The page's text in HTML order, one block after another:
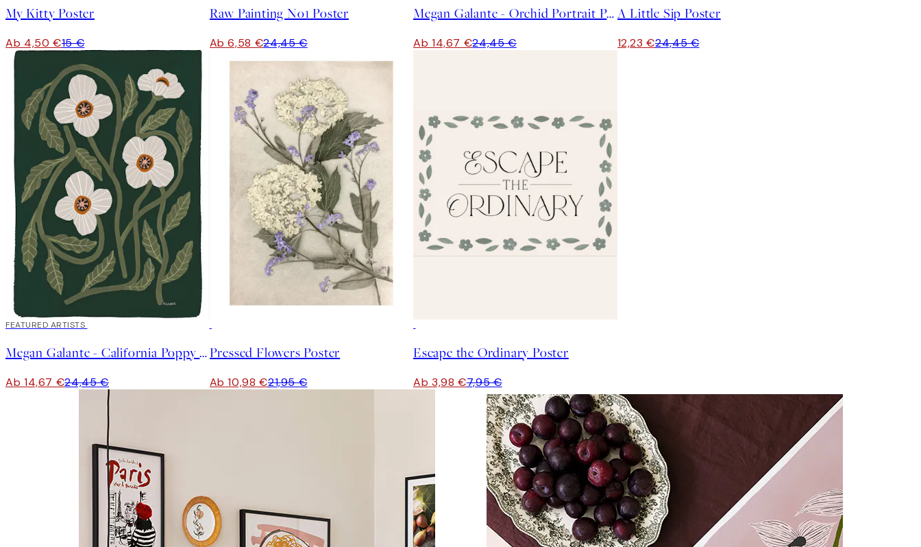
My Kitty Poster
Ab 4,50 €15 €
Raw Painting No1 Poster
Ab 6,58 €24,45 €
Megan Galante - Orchid Portrait Poster
Ab 14,67 €24,45 €
A Little Sip Poster
12,23 €24,45 €
40%*
FEATURED ARTISTS
Megan Galante - California Poppy Poster
Ab 14,67 €24,45 €
Pressed Flowers Poster
Ab 10,98 €21,95 €
Escape the Ordinary Poster
Ab 3,98 €7,95 €